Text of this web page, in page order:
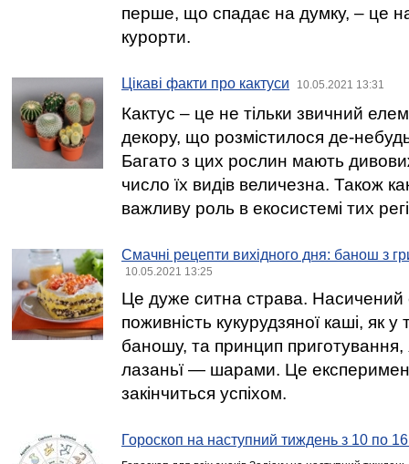
перше, що спадає на думку, – це
курорти.
Цікаві факти про кактуси 10.05.2021 13:31
Кактус – це не тільки звичний
декору, що розмістилося де-небудь
Багато з цих рослин мають
число їх видів величезна. Також
важливу роль в екосистемі тих
Смачні рецепти вихідного дня: банош з
10.05.2021 13:25
Це дуже ситна страва. Насичений
поживність кукурудзяної каші, як у
баношу, та принцип приготування,
лазаньї — шарами. Це
закінчиться успіхом.
Гороскоп на наступний тиждень з 10 по